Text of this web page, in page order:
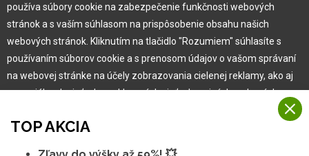
Pre zákazníka
Garancia najlepšej ceny
Užívateľský manuál
Reklamácia
TOP AKCIA
používa súbory cookie na zabezpečenie funkčnosti webových
stránok a s vaším súhlasom na prispôsobenie obsahu našich
webových stránok. Kliknutím na tlačidlo "Rozumiem" súhlasíte s
používaním súborov cookie a s prenosom údajov o vašom správaní
na webovej stránke na účely zobrazovania cielenej reklamy, ako aj
na sociálnych sieťach a reklamných sieťach na iných webových
Viac informácií